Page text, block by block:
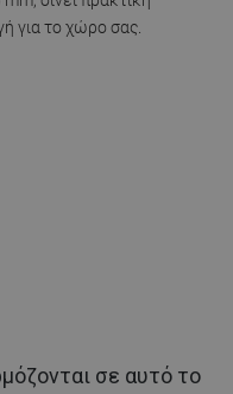
για το χώρο σας.
σε αυτό το